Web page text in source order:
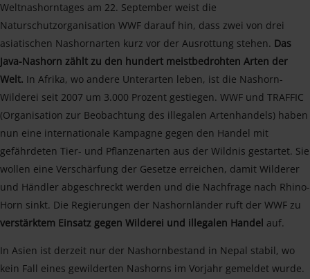
Weltnashorntages am 22. September weist die
Naturschutzorganisation WWF darauf hin, dass zwei von drei
asiatischen Nashornarten kurz vor der Ausrottung stehen. Das
Java-Nashorn zählt zu den hundert meistbedrohten Arten der
Welt. In Afrika, wo andere Unterarten leben, ist die Nashorn-
Wilderei seit 2007 um 3.000 Prozent gestiegen. WWF und TRAFFIC
(Organisation zur Beobachtung des illegalen Artenhandels) haben
nun eine internationale Kampagne gegen den Handel mit
gefährdeten Tier- und Pflanzenarten aus der Wildnis gestartet. Sie
wollen eine Verschärfung der Gesetze erreichen, damit Wilderer
und Händler abgeschreckt werden und die Nachfrage nach Rhino-
Horn sinkt. Die Regierungen der Nashornländer ruft der WWF zu
verstärktem Einsatz gegen Wilderei und illegalen Handel auf.
In Asien ist derzeit nur der Nashornbestand in Nepal stabil, wo
kein Fall eines gewilderten Nashorns im Vorjahr gemeldet wurde.